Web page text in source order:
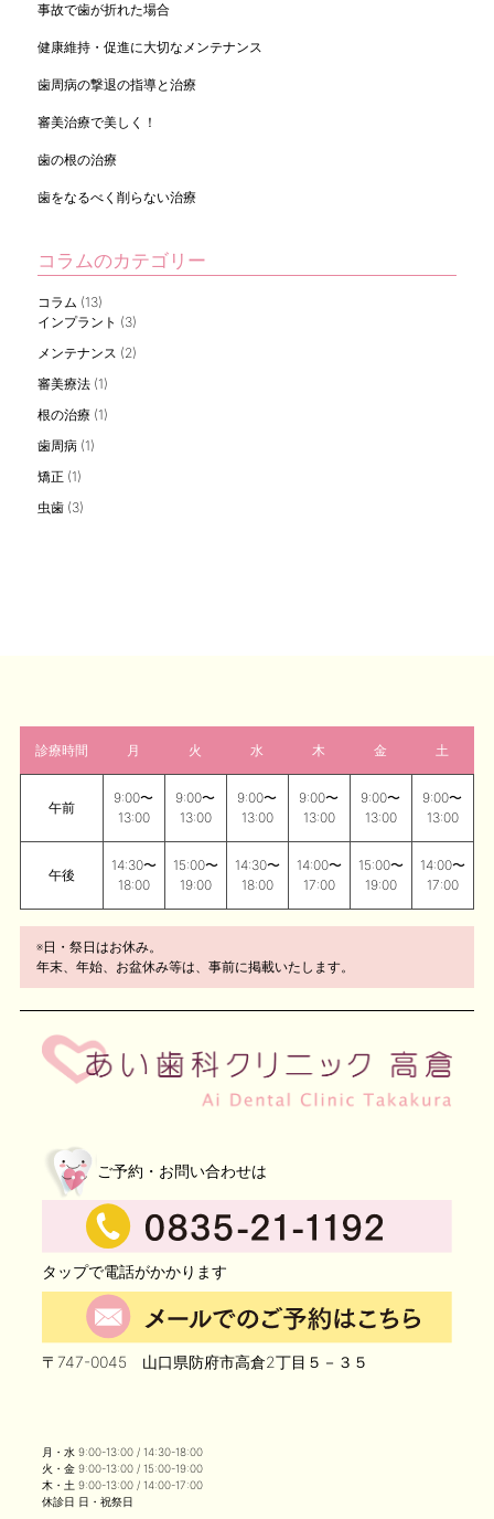
事故で歯が折れた場合
健康維持・促進に大切なメンテナンス
歯周病の撃退の指導と治療
審美治療で美しく！
歯の根の治療
歯をなるべく削らない治療
コラムのカテゴリー
コラム (13)
インプラント (3)
メンテナンス (2)
審美療法 (1)
根の治療 (1)
歯周病 (1)
矯正 (1)
虫歯 (3)
診療時間 月 火 水 木 金 土
午前
9:00〜
13:00
9:00〜
13:00
9:00〜
13:00
9:00〜
13:00
9:00〜
13:00
9:00〜
13:00
午後
14:30〜
18:00
15:00〜
19:00
14:30〜
18:00
14:00〜
17:00
15:00〜
19:00
14:00〜
17:00
※日・祭日はお休み。
年末、年始、お盆休み等は、事前に掲載いたします。
ご予約・お問い合わせは
タップで電話がかかります
〒747-0045 山口県防府市高倉2丁目５－３５
月・水 9:00-13:00 / 14:30-18:00
火・金 9:00-13:00 / 15:00-19:00
木・土 9:00-13:00 / 14:00-17:00
休診日 日・祝祭日